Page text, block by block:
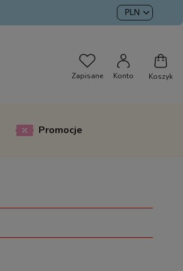
Promocje